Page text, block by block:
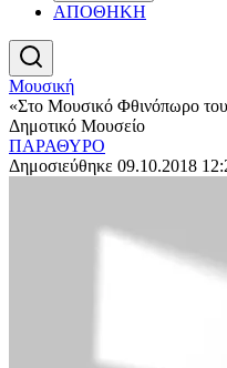
ΑΠΟΘΗΚΗ
Μουσική
«Στο Μουσικό Φθινόπωρο
Δημοτικό Μουσείο
ΠΑΡΑΘΥΡΟ
Δημοσιεύθηκε 09.10.2018